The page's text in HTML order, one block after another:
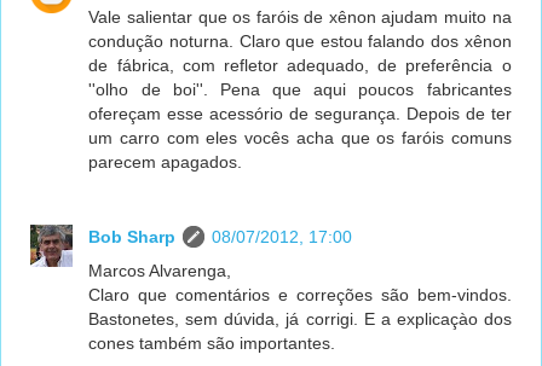
Vale salientar que os faróis de xênon ajudam muito na
condução noturna. Claro que estou falando dos xênon
de fábrica, com refletor adequado, de preferência o
''olho de boi''. Pena que aqui poucos fabricantes
ofereçam esse acessório de segurança. Depois de ter
um carro com eles vocês acha que os faróis comuns
parecem apagados.
Bob Sharp
08/07/2012, 17:00
Marcos Alvarenga,
Claro que comentários e correções são bem-vindos.
Bastonetes, sem dúvida, já corrigi. E a explicaçào dos
cones também são importantes.